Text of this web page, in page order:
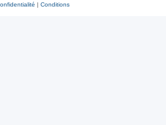
| Conditions